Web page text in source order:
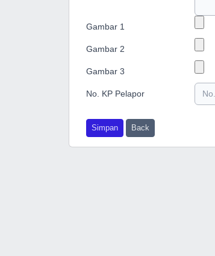
Gambar 1
Gambar 2
Gambar 3
No. KP Pelapor
Simpan Back